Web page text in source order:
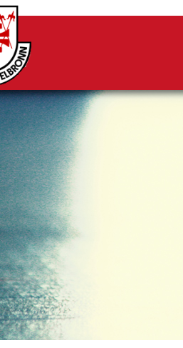
verwenden Cookies, um Ihnen
sind, sowie solche, die
Einstellungen anpassen oder
Datenschutz